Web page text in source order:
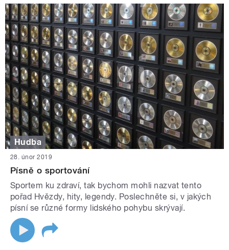
Hudba
28. únor 2019
Písně o sportování
Sportem ku zdraví, tak bychom mohli nazvat tento
pořad Hvězdy, hity, legendy. Poslechněte si, v jakých
písní se různé formy lidského pohybu skrývají.